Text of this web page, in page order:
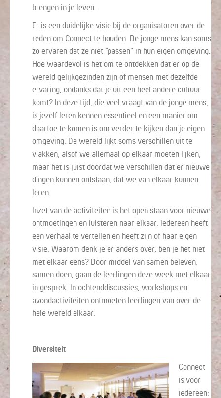
brengen in je leven.
Er is een duidelijke visie bij de organisatoren over de
reden om Connect te houden. De jonge mens kan soms
zo ervaren dat ze niet “passen” in hun eigen omgeving.
Hoe waardevol is het om te ontdekken dat er op de
wereld gelijkgezinden zijn of mensen met dezelfde
ervaring, ondanks dat je uit een heel andere cultuur
komt? In deze tijd, die veel vraagt van de jonge mens,
is jezelf leren kennen essentieel en een manier om
daartoe te komen is om verder te kijken dan je eigen
omgeving. De wereld lijkt soms verschillen uit te
vlakken, alsof we allemaal op elkaar moeten lijken,
maar het is juist doordat we verschillen dat er nieuwe
dingen kunnen ontstaan, dat we van elkaar kunnen
leren.
Inzet van de activiteiten is het open staan voor nieuwe
ontmoetingen en luisteren naar elkaar. Iedereen heeft
een verhaal te vertellen en heeft zijn of haar eigen
visie. Waarom denk je er anders over, ben je het niet
met elkaar eens? Door middel van samen beleven,
samen doen, gaan de leerlingen deze week met elkaar
in gesprek. In ochtenddiscussies, workshops en
avondactiviteiten ontmoeten leerlingen van over de
hele wereld elkaar.
Diversiteit
Connect
is voor
iedereen: